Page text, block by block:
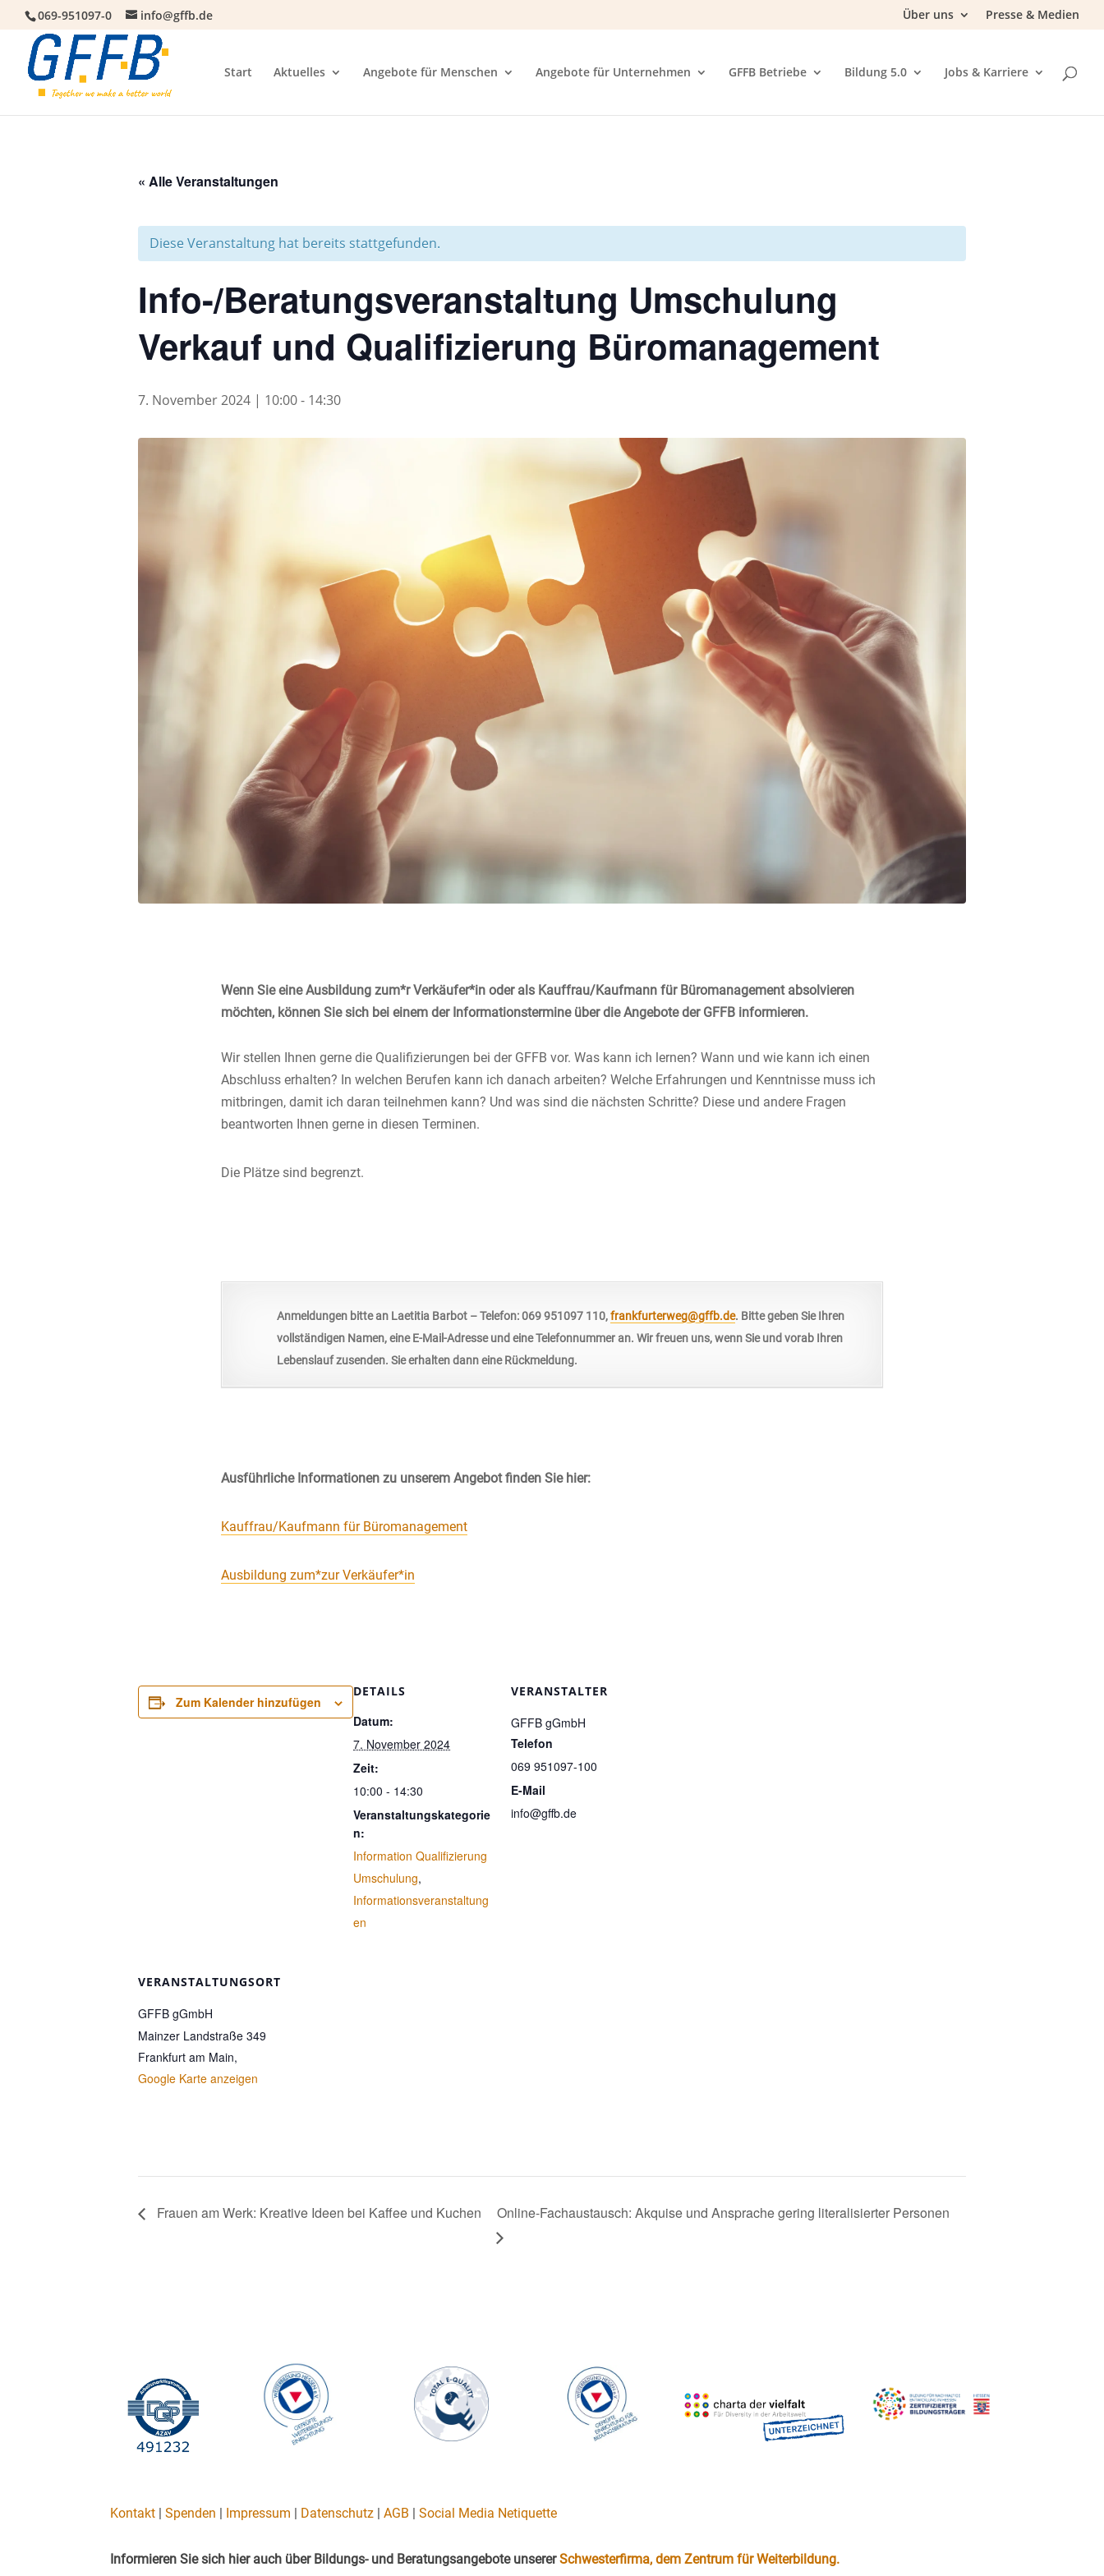
069-951097-0 info@gffb.de Über uns Presse & Medien
Start Aktuelles Angebote für Menschen Angebote für Unternehmen GFFB Betriebe Bildung 5.0 Jobs & Karriere
« Alle Veranstaltungen
Diese Veranstaltung hat bereits stattgefunden.
Info-/Beratungsveranstaltung Umschulung
Verkauf und Qualifizierung Büromanagement
7. November 2024 | 10:00- 14:30
Wenn Sie eine Ausbildung zum*r Verkäufer*in oder als Kauffrau/Kaufmann für Büromanagement absolvieren
möchten, können Sie sich bei einem der Informationstermine über die Angebote der GFFB informieren.
Wir stellen Ihnen gerne die Qualifizierungen bei der GFFB vor. Was kann ich lernen? Wann und wie kann ich einen
Abschluss erhalten? In welchen Berufen kann ich danach arbeiten? Welche Erfahrungen und Kenntnisse muss ich
mitbringen, damit ich daran teilnehmen kann? Und was sind die nächsten Schritte? Diese und andere Fragen
beantworten Ihnen gerne in diesen Terminen.
Die Plätze sind begrenzt.
Anmeldungen bitte an Laetitia Barbot – Telefon: 069 951097 110,frankfurterweg@gffb.de. Bitte geben Sie Ihren
vollständigen Namen, eine E-Mail-Adresse und eine Telefonnummer an. Wir freuen uns, wenn Sie und vorab Ihren
Lebenslauf zusenden. Sie erhalten dann eine Rückmeldung.
Ausführliche Informationen zu unserem Angebot finden Sie hier:
Kauffrau/Kaufmann für Büromanagement
Ausbildung zum*zur Verkäufer*in
Zum Kalender hinzufügen
DETAILS
Datum:
7. November 2024
Zeit:
10:00 - 14:30
Veranstaltungskategorie
n:
Information Qualifizierung
Umschulung,
Informationsveranstaltung
en
VERANSTALTER
GFFB gGmbH
Telefon
069 951097-100
E-Mail
info@gffb.de
VERANSTALTUNGSORT
GFFB gGmbH
Mainzer Landstraße 349
Frankfurt am Main,
Google Karte anzeigen
Frauen am Werk: Kreative Ideen bei Kaffee und Kuchen Online-Fachaustausch: Akquise und Ansprache gering literalisierter Personen
Kontakt |Spenden | Impressum | Datenschutz |AGB |Social Media Netiquette
Informieren Sie sich hier auch über Bildungs- und Beratungsangebote unsererSchwesterfirma, dem Zentrum für Weiterbildung.